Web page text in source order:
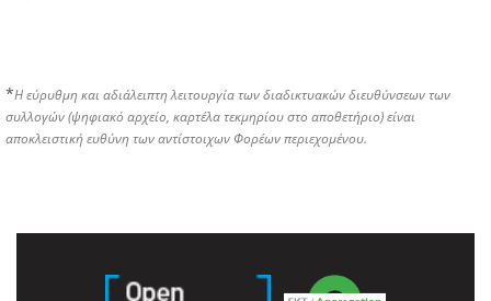
*Η εύρυθμη και αδιάλειπτη λειτουργία των διαδικτυακών διευθύνσεων των
συλλογών (ψηφιακό αρχείο, καρτέλα τεκμηρίου στο αποθετήριο) είναι
αποκλειστική ευθύνη των αντίστοιχων Φορέων περιεχομένου.